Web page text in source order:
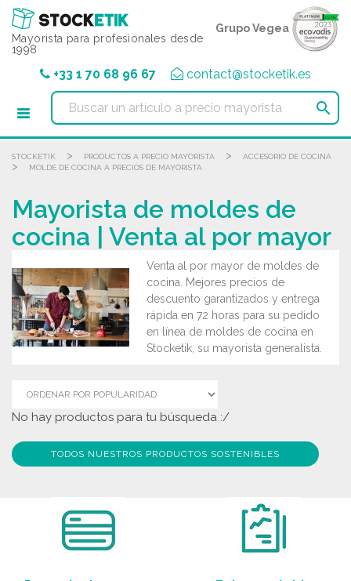
Mayorista para profesionales desde
1998
Grupo Vegea
+33 1 70 68 96 67 contact@stocketik.es

STOCKETIK > PRODUCTOS A PRECIO MAYORISTA > ACCESORIO DE COCINA
> MOLDE DE COCINA A PRECIOS DE MAYORISTA
Mayorista de moldes de
cocina | Venta al por mayor
Venta al por mayor de moldes de
cocina. Mejores precios de
descuento garantizados y entrega
rápida en 72 horas para su pedido
en línea de moldes de cocina en
Stocketik, su mayorista generalista.
No hay productos para tu búsqueda :/
TODOS NUESTROS PRODUCTOS SOSTENIBLES
Panel de gestión de cookies